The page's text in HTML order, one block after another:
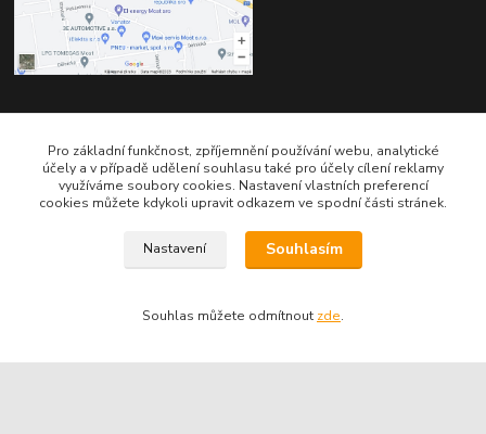
Kontakty
Telefon do našeho obchodu : 774 993 479
info@znackoveoleje.cz
Pro základní funkčnost, zpříjemnění používání webu, analytické
účely a v případě udělení souhlasu také pro účely cílení reklamy
využíváme soubory cookies. Nastavení vlastních preferencí
cookies můžete kdykoli upravit odkazem ve spodní části stránek.
Nastavení Souhlasím
Souhlas můžete odmítnout zde.